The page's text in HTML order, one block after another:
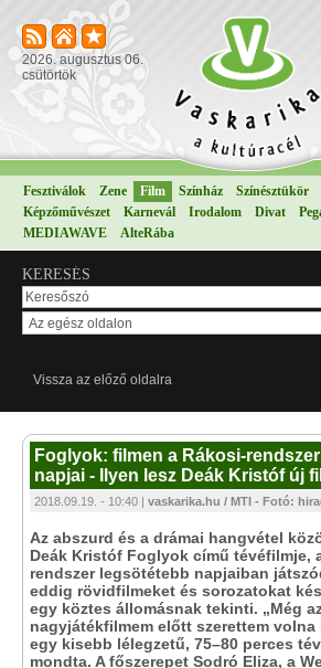
2026. augusztus 06.
csütörtök
Fesztiválok Zene Film Színház Színésztükör
Képzőművészet
Karnevál Irodalom Divat
MEDIAWAVE
AlteRába
KERESÉS
Vissza az előző oldalra
Foglyok: filmen a Rákosi-
napjai - Ilyen lesz Deák Kristóf új
2018.09.19. - 10:40 | vaskarika.hu / MTI - Fotó:
Az abszurd és a drámai hangvétel
Deák Kristóf Foglyok című tévéfilmje,
rendszer legsötétebb napjaiban
eddig rövidfilmeket és sorozatokat
egy köztes állomásnak tekinti. „Még
nagyjátékfilmem előtt szerettem volna
egy kisebb lélegzetű, 75–80 perces
mondta. A főszerepet Sodró Eliza, a